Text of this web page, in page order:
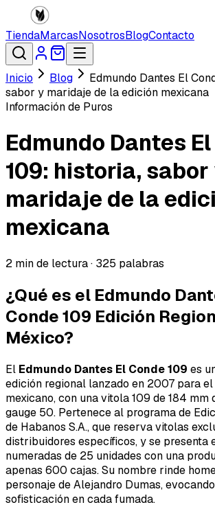
TiendaMarcasNosotrosBlogContacto
Inicio Blog
Edmundo Dantes El
sabor y maridaje de la edición mexicana
Información de Puros
Edmundo Dantes
109: historia, sabor
maridaje de la
mexicana
2 min de lectura · 325 palabras
¿Qué es el Edmundo
Conde 109 Edición
México?
El Edmundo Dantes El Conde 109 es
edición regional lanzado en 2007 para
mexicano, con una vitola 109 de 184 mm
gauge 50. Pertenece al programa de
de Habanos S.A., que reserva vitolas
distribuidores específicos, y se presenta
numeradas de 25 unidades con una
apenas 600 cajas. Su nombre rinde
personaje de Alejandro Dumas,
sofisticación en cada fumada.